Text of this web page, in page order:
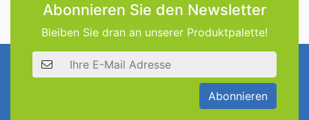
Abonnieren Sie den Newsletter
Bleiben Sie dran an unserer Produktpalette!
E-Mail Adresse
Abonnieren